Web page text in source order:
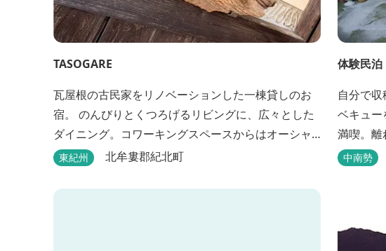
TASOGARE
瓦屋根の古民家をリノベーションした一棟貸しのお
宿。 のんびりとくつろげるリビングに、広々とした
ダイニング。コワーキングスペースからはオーシャ
ンビューが楽しめます♬ 二階には気のぬくもりを感
「TASOGAREの間」があり、海を眺めながらゆった
東紀州 北牟婁郡紀北町
体験民
自分で
ベキュ
満喫。離
薪でたく
中南勢